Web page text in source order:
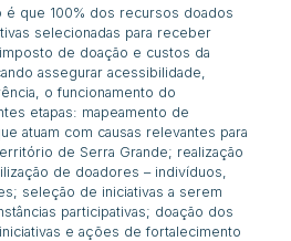
é que 100% dos recursos doados
selecionadas para receber
de doação e custos da
assegurar acessibilidade,
o funcionamento do
etapas: mapeamento de
atuam com causas relevantes para
de Serra Grande; realização
de doadores – indivíduos,
seleção de iniciativas a serem
participativas; doação dos
e ações de fortalecimento